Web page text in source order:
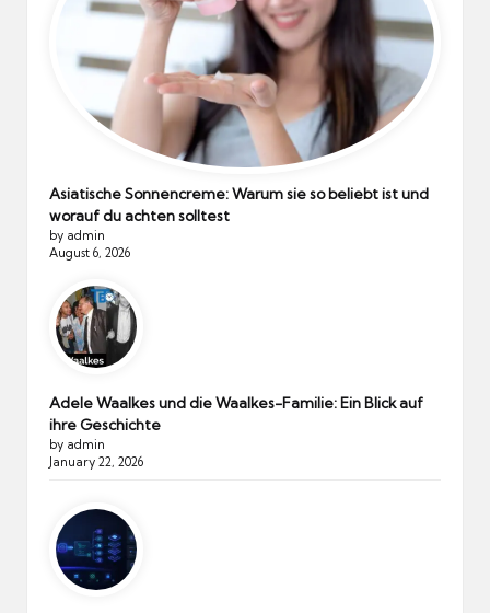
Asiatische Sonnencreme: Warum sie so beliebt ist und
worauf du achten solltest
by admin
August 6, 2026
Adele Waalkes und die Waalkes-Familie: Ein Blick auf
ihre Geschichte
by admin
January 22, 2026